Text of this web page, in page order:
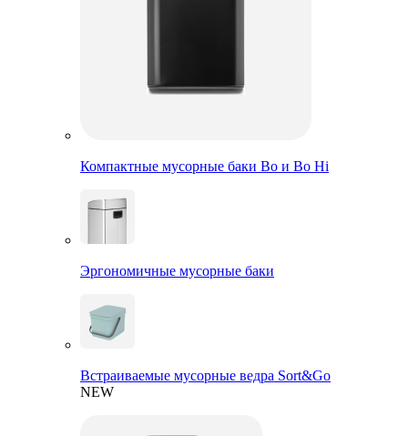
Компактные мусорные баки Bo и Bo Hi
Эргономичные мусорные баки
Встраиваемые мусорные ведра Sort&Go
NEW